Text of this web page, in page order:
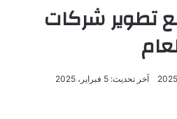
تطوير شركات
آخر تحديث: 5 فبراير، 2025